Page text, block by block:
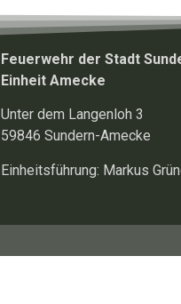
Feuerwehr der Stadt
Einheit Amecke
Unter dem Langenloh 3
59846 Sundern-Amecke
Einheitsführung: Markus